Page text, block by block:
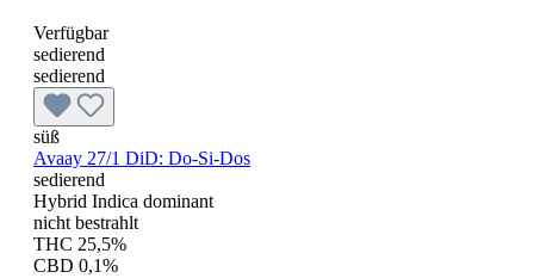
Verfügbar
sedierend
sedierend
süß
Avaay 27/1 DiD: Do-Si-Dos
sedierend
Hybrid Indica dominant
nicht bestrahlt
THC 25,5%
CBD 0,1%